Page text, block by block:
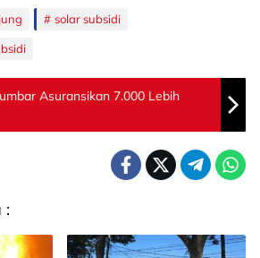
solar subsidi
Asuransikan 7.000 Lebih
: